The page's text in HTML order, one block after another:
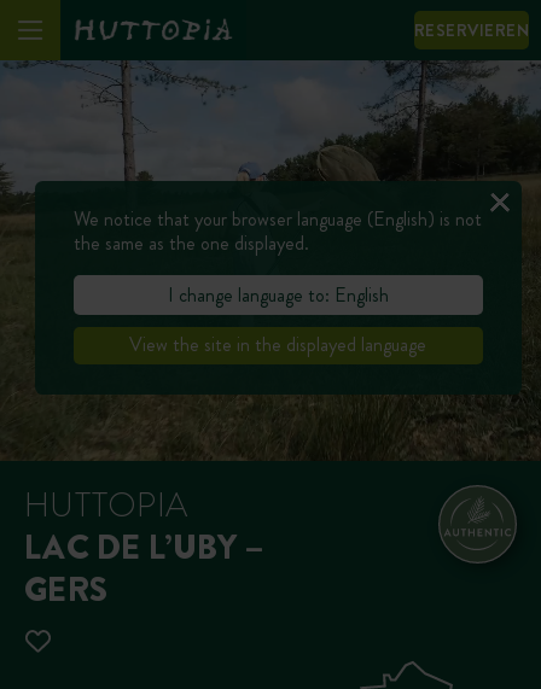
RESERVIEREN
HUTTOPIA
LAC DE L’UBY –
GERS
We notice that your browser language (English) is not
the same as the one displayed.
I change language to: English
View the site in the displayed language